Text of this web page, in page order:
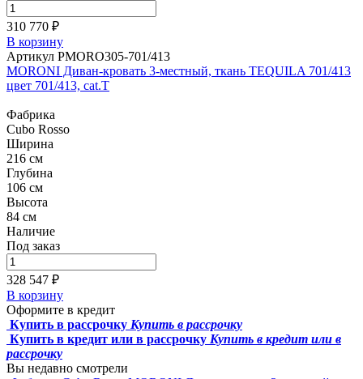
310 770 ₽
В корзину
Артикул PMORO305-701/413
MORONI Диван-кровать 3-местный, ткань TEQUILA 701/413
цвет 701/413, cat.T
Фабрика
Cubo Rosso
Ширина
216 см
Глубина
106 см
Высота
84 см
Наличие
Под заказ
328 547 ₽
В корзину
Оформите в кредит
Купить в рассрочку Купить в рассрочку
Купить в кредит или в рассрочку Купить в кредит или в
рассрочку
Вы недавно смотрели